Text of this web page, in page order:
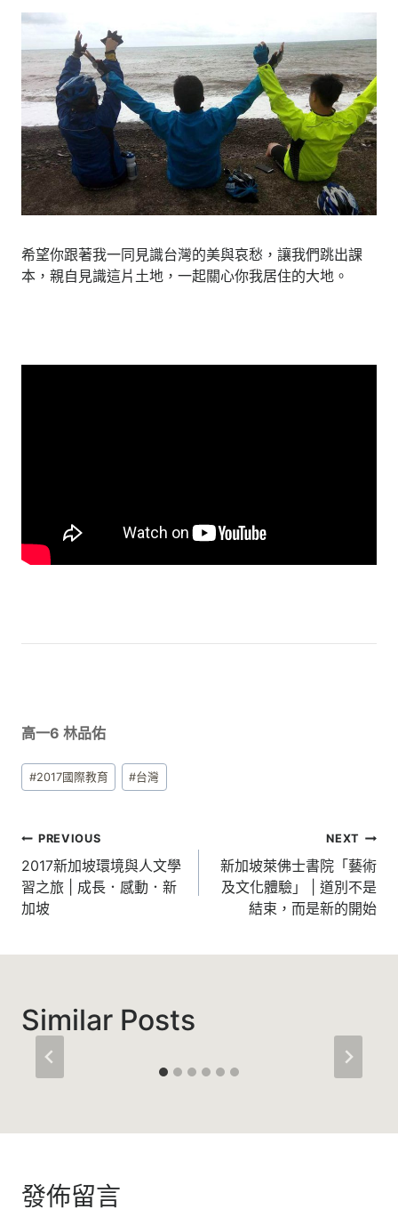
希望你跟著我一同見識台灣的美與哀愁，讓我們跳出課
本，親自見識這片土地，一起關心你我居住的大地。
高一6 林品佑
Post
Tags:
#2017國際教育 #台灣
文
章
導
PREVIOUS
2017新加坡環境與人文學
習之旅 | 成長．感動．新
加坡
NEXT
新加坡萊佛士書院「藝術
及文化體驗」 | 道別不是
結束，而是新的開始
Similar Posts
發佈留言